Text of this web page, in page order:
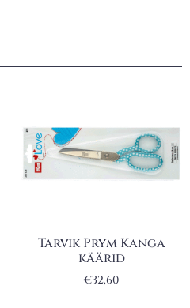
Tarvik Prym Kanga
käärid
€32,60